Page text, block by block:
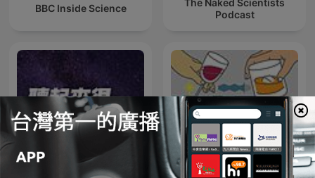
BBC Inside Science
Podcast